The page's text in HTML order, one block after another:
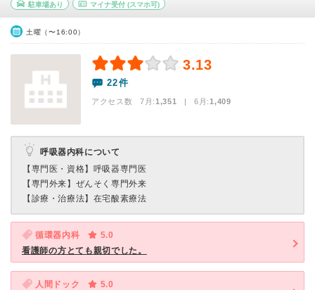
駐車場あり マイナ受付(スマホ可)
土曜（〜16:00）
3.13
22件
アクセス数 7月:1,351 | 6月:1,409
呼吸器内科について
【専門医・資格】 呼吸器専門医
【専門外来】 ぜんそく専門外来
【診療・治療法】 在宅酸素療法
循環器内科
5.0
看護師の方とても親切でした。
人間ドック
5.0